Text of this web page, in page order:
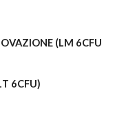
(LM 6CFU
T 6CFU)